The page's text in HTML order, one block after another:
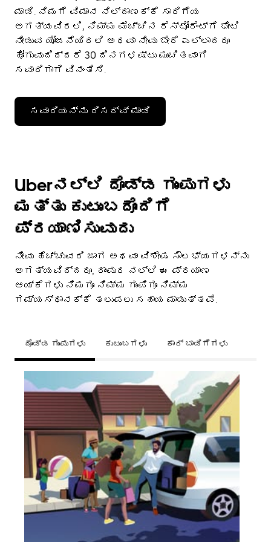
ಮಾಡಿ. ನಿಮಗೆ ವಿಮಾನ ನಿಲ್ದಾಣಕ್ಕೆ ಸಾರಿಗೆಯ
ಅಗತ್ಯವಿರಲಿ, ನಿಮ್ಮ ಮೆಚ್ಚಿನ ರೆಸ್ಟೋರೆಂಟ್‌ಗೆ ಭೇಟಿ
ನೀಡುವ ಯೋಜನೆಯಿರಲಿ ಅಥವಾ ನೀವು ಬೇರೆ ಎಲ್ಲಾದರೂ
ಹೋಗುವುದಿದ್ದರೆ 30 ದಿನಗಳಷ್ಟು ಮುಂಚಿತವಾಗಿ
ಸವಾರಿಗಾಗಿ ವಿನಂತಿಸಿ.
ಸವಾರಿಯನ್ನು ರಿಸರ್ವ್ ಮಾಡಿ
Uberನಲ್ಲಿ ದೊಡ್ಡ ಗುಂಪುಗಳು
ಮತ್ತು ಕುಟುಂಬದೊಂದಿಗೆ
ಪ್ರಯಾಣಿಸುವುದು
ನೀವು ಹೆಚ್ಚುವರಿ ಜಾಗ ಅಥವಾ ವಿಶೇಷ ಸೌಲಭ್ಯಗಳನ್ನು
ಅಗತ್ಯವಿದ್ದರೂ, ರಾಂಪುರ ನಲ್ಲಿ ಈ ಪ್ರಯಾಣ
ಆಯ್ಕೆಗಳು ನಿಮಗೂ ನಿಮ್ಮ ಗುಂಪಿಗೂ ನಿಮ್ಮ
ಗಮ್ಯಸ್ಥಾನಕ್ಕೆ ತಲುಪಲು ಸಹಾಯ ಮಾಡುತ್ತವೆ.
ದೊಡ್ಡ ಗುಂಪುಗಳು ಕುಟುಂಬಗಳು ಕಾರ್ ಬಾಡಿಗೆಗಳು